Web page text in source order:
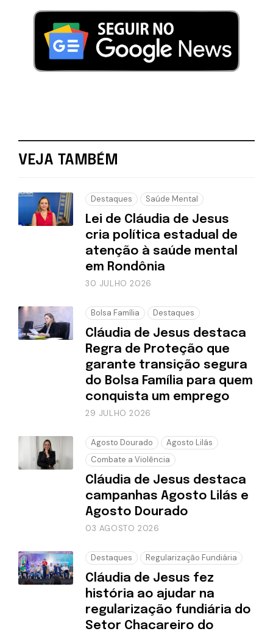
VEJA TAMBÉM
Destaques Saúde Mental
Lei de Cláudia de Jesus
cria política estadual de
atenção à saúde mental
em Rondônia
30 JULHO 2026
Bolsa Família Destaques
Cláudia de Jesus destaca
Regra de Proteção que
garante transição segura
do Bolsa Família para quem
conquista um emprego
29 JULHO 2026
Agosto Dourado
Agosto Lilás
Combate a Violência
Cláudia de Jesus destaca
campanhas Agosto Lilás e
Agosto Dourado
03 AGOSTO 2026
Destaques Regularização Fundiária
Cláudia de Jesus fez
história ao ajudar na
regularização fundiária do
Setor Chacareiro do